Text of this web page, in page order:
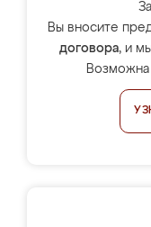
Вы вносите
договора, и
Возможна